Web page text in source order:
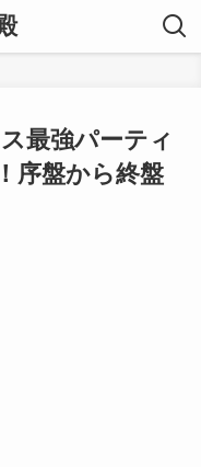
最強パーティ
序盤から終盤